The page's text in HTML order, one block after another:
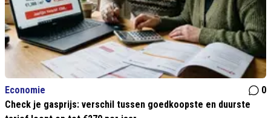
Economie
0
Check je gasprijs: verschil tussen goedkoopste en duurste